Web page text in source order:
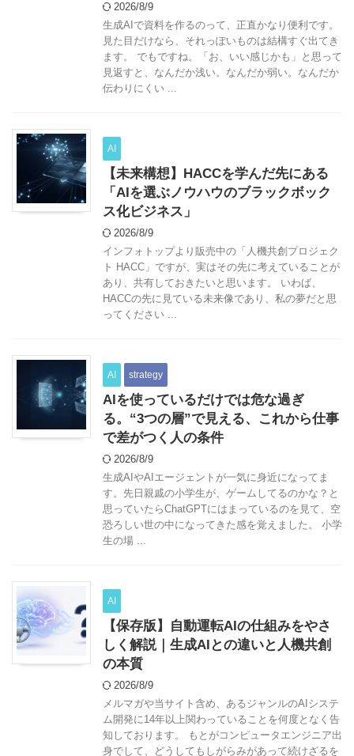
2026/8/9
生成AIで資料を作るのって、正直かなり便利です。
見た目だけなら、それっぽいものは結構すぐ出てき
ます。 でもですね。「お、いい感じかも」と思って
見返すと、なんだか浅い。なんだか弱い。なんだか
伝わりにくい ...
AI
【未来構想】HACCを学んだ先にある
「AIを選ぶノウハウのブラックボック
ス化ビジネス」
2026/8/9
インフォトップより販売中の「人機共創プロジェク
ト HACC」ですが、実はその先に考えていることが
あり、共有しておきたいと思います。 いわば、
HACCの先に見ている未来像であり、私の夢だと思
ってください ...
AI strategy
AIを使っているだけでは危な過ぎ
る。“3つの層”で見える、これから仕事
で差がつく人の条件
2026/8/9
生成AIやAIエージェントが一気に身近になってま
す。先日親戚の小学生が、ゲームしてるのかな？と
思っていたらChatGPTにはまっているのを見て、空
恐ろしい世の中になってきた感を覚えました。 小学
生の場 ...
AI
【保存版】自動運転AIの仕組みをやさ
しく解説｜生成AIとの違いと人機共創
の本質
2026/8/9
メルマガや当サイト含め、あるジャンルのAIシステ
ム開発に14年以上関わっていることを何度となく告
知しております。 もとがコンピュータエンジニア出
身でして、どうしてもしがらみがあって続けざるを